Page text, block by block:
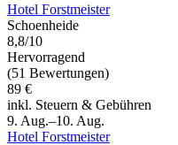
Hotel Forstmeister
Schoenheide
8,8/10
Hervorragend
(51 Bewertungen)
89 €
inkl. Steuern & Gebühren
9. Aug.–10. Aug.
Hotel Forstmeister